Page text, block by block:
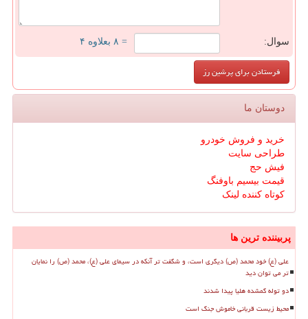
سوال: = ۸ بعلاوه ۴
دوستان ما
خرید و فروش خودرو
طراحی سایت
فیش حج
قیمت بیسیم باوفنگ
کوتاه کننده لینک
پربیننده ترین ها
علی (ع) خود محمد (ص) دیگری است، و شگفت تر آنکه در سیمای علی (ع)، محمد (ص) را نمایان
تر می توان دید
دو توله گمشده هلیا پیدا شدند
محیط زیست قربانی خاموش جنگ است